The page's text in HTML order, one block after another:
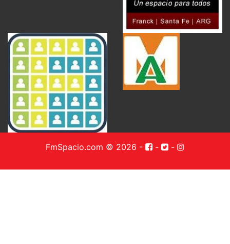
FmSpacio.com © 2026 - - -